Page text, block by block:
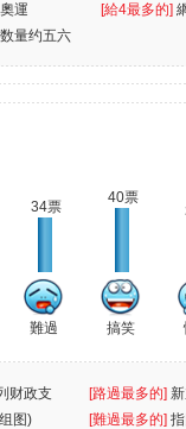
運 [給4最多的]
量约五六
34票
難過
40票
搞笑
财政支
[路過最多的]
图) [難過最多的]